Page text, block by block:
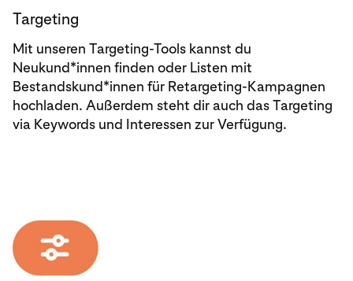
Targeting
Mit unseren Targeting-Tools kannst du
Neukund*innen finden oder Listen mit
Bestandskund*innen für Retargeting-Kampagnen
hochladen. Außerdem steht dir auch das Targeting
via Keywords und Interessen zur Verfügung.